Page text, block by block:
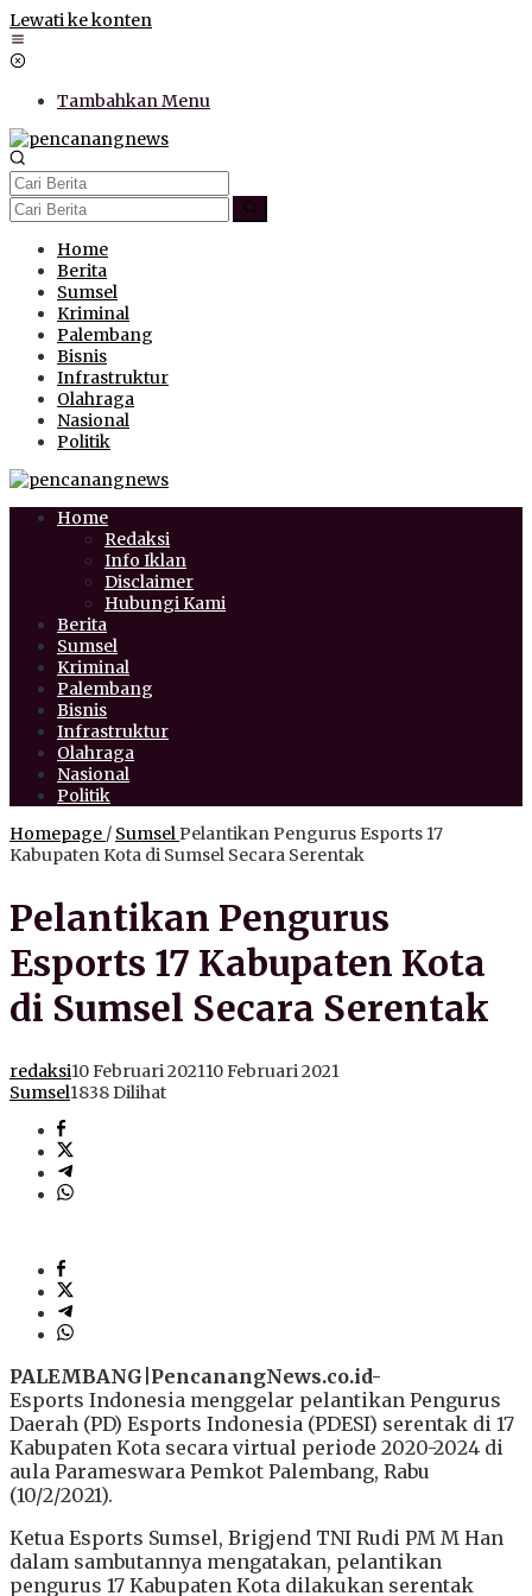
Lewati ke konten
Tambahkan Menu
Home
Berita
Sumsel
Kriminal
Palembang
Bisnis
Infrastruktur
Olahraga
Nasional
Politik
Home
Redaksi
Info Iklan
Disclaimer
Hubungi Kami
Berita
Sumsel
Kriminal
Palembang
Bisnis
Infrastruktur
Olahraga
Nasional
Politik
Homepage / SumselPelantikan Pengurus Esports 17
Kabupaten Kota di Sumsel Secara Serentak
Pelantikan Pengurus
Esports 17 Kabupaten Kota
di Sumsel Secara Serentak
redaksi10 Februari 202110 Februari 2021
Sumsel1838 Dilihat
PALEMBANG|PencanangNews.co.id-
Esports Indonesia menggelar pelantikan Pengurus
Daerah (PD) Esports Indonesia (PDESI) serentak di 17
Kabupaten Kota secara virtual periode 2020-2024 di
aula Parameswara Pemkot Palembang, Rabu
(10/2/2021).
Ketua Esports Sumsel, Brigjend TNI Rudi PM M Han
dalam sambutannya mengatakan, pelantikan
pengurus 17 Kabupaten Kota dilakukan serentak